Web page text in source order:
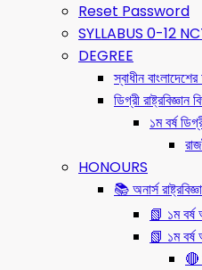
Reset Password
SYLLABUS 0-12
DEGREE
স্বাধীন
ডিগ্রী রাষ্ট্রবিজ্ঞান
১ম বর্ষ
HONOURS
📚 অনার্স
📗 ১ম বর্ষ
📗 ১ম বর্ষ
🔴